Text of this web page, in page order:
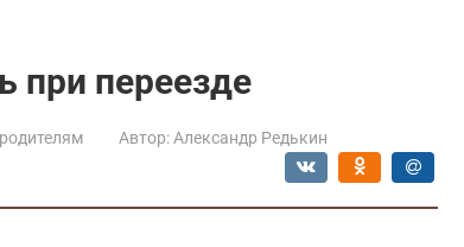
при переезде
Автор: Александр Редькин